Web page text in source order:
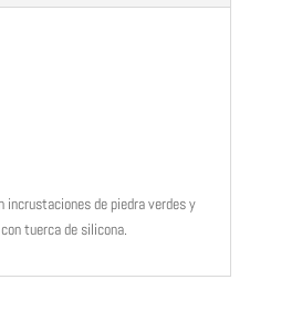
incrustaciones de piedra verdes y
tuerca de silicona.